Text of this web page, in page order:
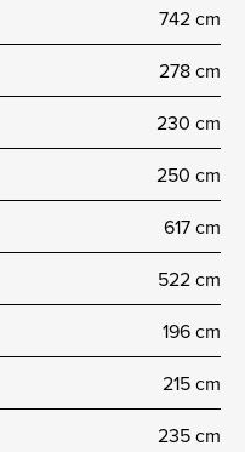
742 cm
278 cm
230 cm
250 cm
617 cm
522 cm
196 cm
215 cm
235 cm